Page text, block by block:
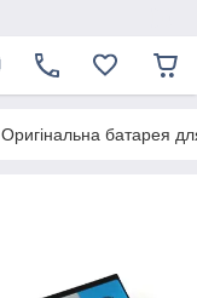
Оригінальна батарея